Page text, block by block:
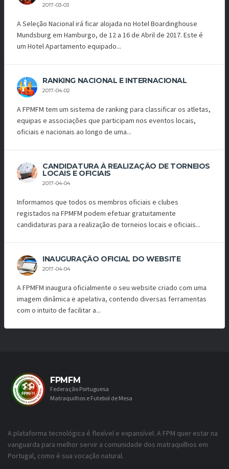
2017-03-03
A Seleção Nacional irá ficar alojada no Hotel Boardinghouse
Mundsburg em Hamburgo, de 12 a 16 de Abril de 2017. Este é
um Hotel Apartamento equipado...
RANKING NACIONAL E INTERNACIONAL
2017-04-02
A FPMFM tem um sistema de ranking para classificar os atletas,
equipas e associações que participam nos eventos locais,
oficiais e nacionais ao longo de uma...
CANDIDATURA À REALIZAÇÃO DE TORNEIOS
LOCAIS E OFICIAIS
2017-04-04
Informamos que todos os membros oficiais e clubes
registados na FPMFM podem efetuar gratuitamente
candidaturas para a realização de torneios locais e oficiais...
INAUGURAÇÃO OFICIAL DO WEBSITE
2017-04-04
A FPMFM inaugura oficialmente o seu website criado com uma
imagem dinâmica e apelativa, contendo diversas ferramentas
com o intuito de facilitar a...
FPMFM
Federação Portuguesa
Matraquilhos e Futebol de Mesa
A plataforma tecnológica é flexível e expansível. A FPM quer estar na
vanguarda para melhor servir a comunidade dos matraquilhos em
Portugal, como é sua vocação natural.